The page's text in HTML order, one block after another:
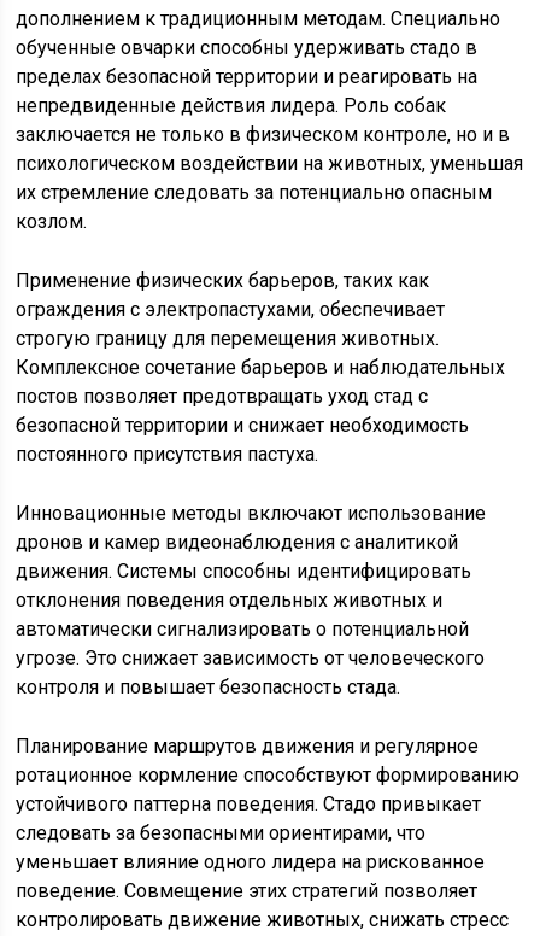
дополнением к традиционным методам. Специально
обученные овчарки способны удерживать стадо в
пределах безопасной территории и реагировать на
непредвиденные действия лидера. Роль собак
заключается не только в физическом контроле, но и в
психологическом воздействии на животных, уменьшая
их стремление следовать за потенциально опасным
козлом.
Применение физических барьеров, таких как
ограждения с электропастухами, обеспечивает
строгую границу для перемещения животных.
Комплексное сочетание барьеров и наблюдательных
постов позволяет предотвращать уход стад с
безопасной территории и снижает необходимость
постоянного присутствия пастуха.
Инновационные методы включают использование
дронов и камер видеонаблюдения с аналитикой
движения. Системы способны идентифицировать
отклонения поведения отдельных животных и
автоматически сигнализировать о потенциальной
угрозе. Это снижает зависимость от человеческого
контроля и повышает безопасность стада.
Планирование маршрутов движения и регулярное
ротационное кормление способствуют формированию
устойчивого паттерна поведения. Стадо привыкает
следовать за безопасными ориентирами, что
уменьшает влияние одного лидера на рискованное
поведение. Совмещение этих стратегий позволяет
контролировать движение животных, снижать стресс